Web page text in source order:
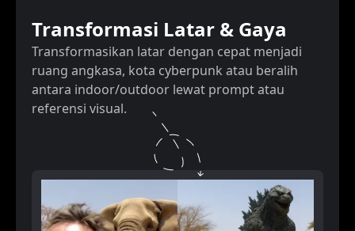
Transformasi Latar & Gaya
Transformasikan latar dengan cepat menjadi
ruang angkasa, kota cyberpunk atau beralih
antara indoor/outdoor lewat prompt atau
referensi visual.